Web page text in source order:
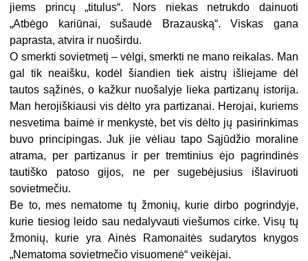
jiems princų „titulus“. Nors niekas netrukdo dainuoti
„Atbėgo kariūnai, sušaudė Brazauską“. Viskas gana
paprasta, atvira ir nuoširdu.
O smerkti sovietmetį – vėlgi, smerkti ne mano reikalas. Man
gal tik neaišku, kodėl šiandien tiek aistrų išliejame dėl
tautos sąžinės, o kažkur nuošalyje lieka partizanų istorija.
Man herojiškiausi vis dėlto yra partizanai. Herojai, kuriems
nesvetima baimė ir menkystė, bet vis dėlto jų pasirinkimas
buvo principingas. Juk jie vėliau tapo Sąjūdžio moraline
atrama, per partizanus ir per tremtinius ėjo pagrindinės
tautiško patoso gijos, ne per sugebėjusius išlaviruoti
sovietmečiu.
Be to, mes nematome tų žmonių, kurie dirbo pogrindyje,
kurie tiesiog leido sau nedalyvauti viešumos cirke. Visų tų
žmonių, kurie yra Ainės Ramonaitės sudarytos knygos
„Nematoma sovietmečio visuomenė“ veikėjai.